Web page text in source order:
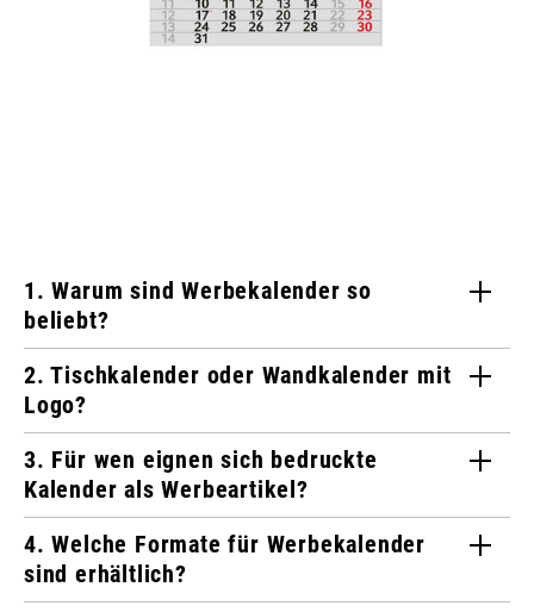
1. Warum sind Werbekalender so
beliebt?
2. Tischkalender oder Wandkalender mit
Logo?
3. Für wen eignen sich bedruckte
Kalender als Werbeartikel?
4. Welche Formate für Werbekalender
sind erhältlich?